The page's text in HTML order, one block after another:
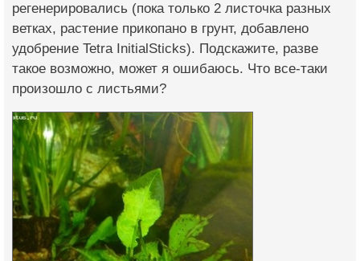
регенерировались (пока только 2 листочка разных
ветках, растение прикопано в грунт, добавлено
удобрение Tetra InitialSticks). Подскажите, разве
такое возможно, может я ошибаюсь. Что все-таки
произошло с листьями?